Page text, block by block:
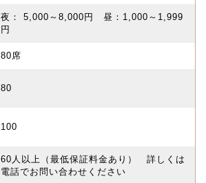
夜： 5,000～8,000円 昼：1,000～1,999
円
80席
80
100
60人以上（最低保証料金あり） 詳しくは
電話でお問い合わせください